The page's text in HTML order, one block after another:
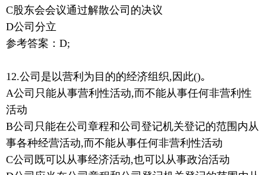
C股东会会议通过解散公司的决议
D公司分立
参考答案：D;
12.公司是以营利为目的的经济组织,因此()｡
A公司只能从事营利性活动,而不能从事任何非营利性
活动
B公司只能在公司章程和公司登记机关登记的范围内从
事各种经营活动,而不能从事任何非营利性活动
C公司既可以从事经济活动,也可以从事政治活动